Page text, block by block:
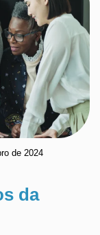
de 2024
da